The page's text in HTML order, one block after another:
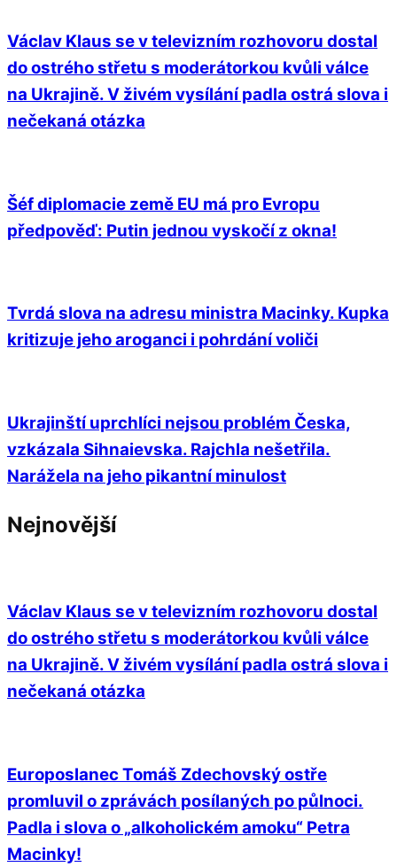
Václav Klaus se v televizním rozhovoru dostal
do ostrého střetu s moderátorkou kvůli válce
na Ukrajině. V živém vysílání padla ostrá slova i
nečekaná otázka
Šéf diplomacie země EU má pro Evropu
předpověď: Putin jednou vyskočí z okna!
Tvrdá slova na adresu ministra Macinky. Kupka
kritizuje jeho aroganci i pohrdání voliči
Ukrajinští uprchlíci nejsou problém Česka,
vzkázala Sihnaievska. Rajchla nešetřila.
Narážela na jeho pikantní minulost
Nejnovější
Václav Klaus se v televizním rozhovoru dostal
do ostrého střetu s moderátorkou kvůli válce
na Ukrajině. V živém vysílání padla ostrá slova i
nečekaná otázka
Europoslanec Tomáš Zdechovský ostře
promluvil o zprávách posílaných po půlnoci.
Padla i slova o „alkoholickém amoku“ Petra
Macinky!